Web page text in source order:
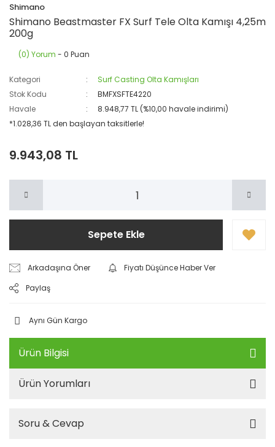
Shimano
Shimano Beastmaster FX Surf Tele Olta Kamışı 4,25m
200g
(0) Yorum - 0 Puan
Kategori
Surf Casting Olta Kamışları
Stok Kodu
BMFXSFTE4220
Havale
8.948,77 TL (%10,00 havale indirimi)
*1.028,36 TL den başlayan taksitlerle!
9.943,08 TL
Sepete Ekle
Arkadaşına Öner
Fiyatı Düşünce Haber Ver
Paylaş
Aynı Gün Kargo
Ürün Bilgisi
Ürün Yorumları
Soru & Cevap